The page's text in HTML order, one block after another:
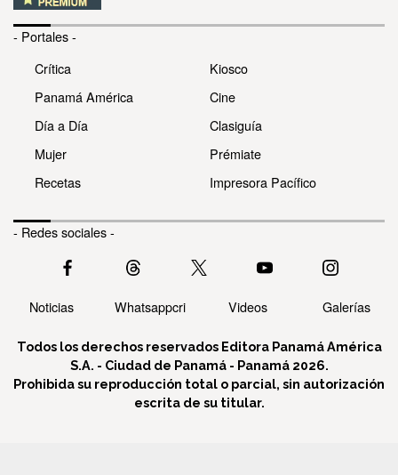
- Portales -
Crítica
Panamá América
Día a Día
Mujer
Recetas
Kiosco
Cine
Clasiguía
Prémiate
Impresora Pacífico
- Redes sociales -
Noticias Whatsappcri Videos Galerías
Todos los derechos reservados Editora Panamá América
S.A. - Ciudad de Panamá - Panamá 2026.
Prohibida su reproducción total o parcial, sin autorización
escrita de su titular.